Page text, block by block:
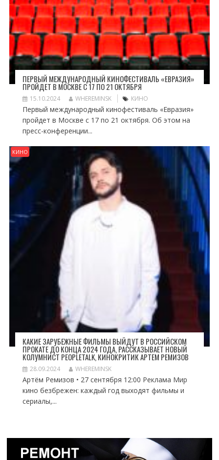
ПЕРВЫЙ МЕЖДУНАРОДНЫЙ КИНОФЕСТИВАЛЬ «ЕВРАЗИЯ»
ПРОЙДЕТ В МОСКВЕ С 17 ПО 21 ОКТЯБРЯ
15.10.2024 WHEREMINSK КИНО
Первый международный кинофестиваль «Евразия»
пройдет в Москве с 17 по 21 октября. Об этом на
пресс-конференции...
КИНО
КАКИЕ ЗАРУБЕЖНЫЕ ФИЛЬМЫ ВЫЙДУТ В РОССИЙСКОМ
ПРОКАТЕ ДО КОНЦА 2024 ГОДА, РАССКАЗЫВАЕТ НОВЫЙ
КОЛУМНИСТ PEOPLETALK, КИНОКРИТИК АРТЕМ РЕМИЗОВ
28.09.2024 WHEREMINSK
Артём Ремизов • 27 сентября 12:00 Реклама Мир
кино безбрежен: каждый год выходят фильмы и
сериалы,...